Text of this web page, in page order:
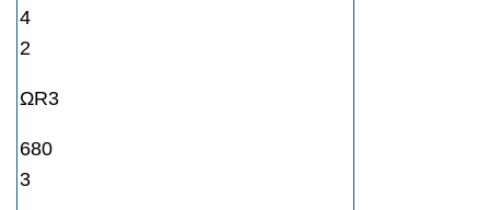
4
2
ΩR3
680
3